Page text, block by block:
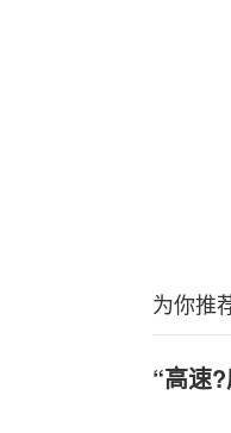
为你推
“高速